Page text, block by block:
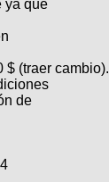
ya que
$ (traer cambio).
de